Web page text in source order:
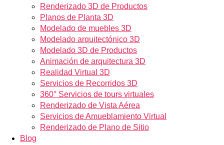
Renderizado 3D de Productos
Planos de Planta 3D
Modelado de muebles 3D
Modelado arquitectónico 3D
Modelado 3D de Productos
Animación de arquitectura 3D
Realidad Virtual 3D
Servicios de Recorridos 3D
360° Servicios de tours virtuales
Renderizado de Vista Aérea
Servicios de Amueblamiento Virtual
Renderizado de Plano de Sitio
Blog